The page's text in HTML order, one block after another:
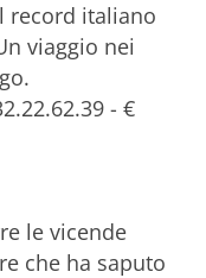
record italiano
viaggio nei
- €
le vicende
che ha saputo